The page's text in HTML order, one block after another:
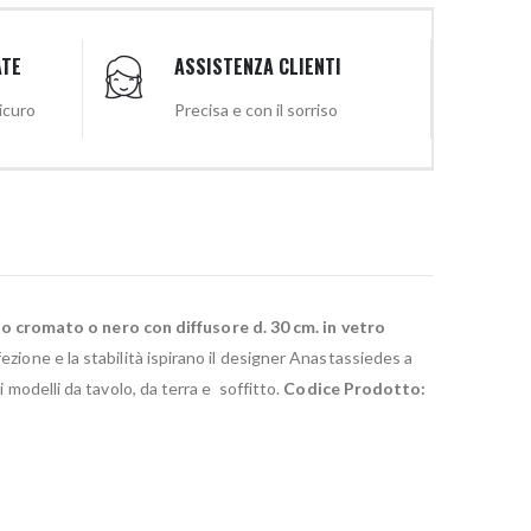
ASSISTENZA CLIENTI
Precisa e con il sorriso
o nero con diffusore d. 30 cm. in vetro
e la stabilità ispirano il designer Anastassiedes a
modelli da tavolo, da terra e soffitto. Codice Prodotto: